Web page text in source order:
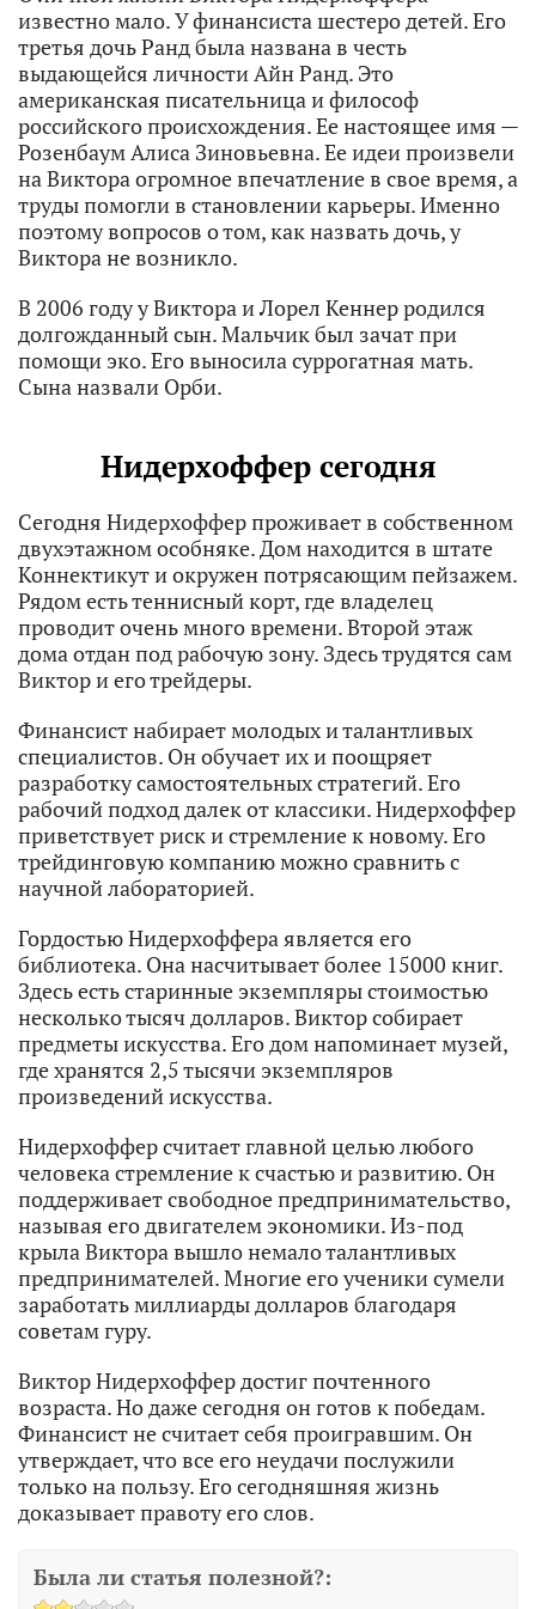
известно мало. У финансиста шестеро детей. Его
третья дочь Ранд была названа в честь
выдающейся личности Айн Ранд. Это
американская писательница и философ
российского происхождения. Ее настоящее имя —
Розенбаум Алиса Зиновьевна. Ее идеи произвели
на Виктора огромное впечатление в свое время, а
труды помогли в становлении карьеры. Именно
поэтому вопросов о том, как назвать дочь, у
Виктора не возникло.
В 2006 году у Виктора и Лорел Кеннер родился
долгожданный сын. Мальчик был зачат при
помощи эко. Его выносила суррогатная мать.
Сына назвали Орби.
Нидерхоффер сегодня
Сегодня Нидерхоффер проживает в собственном
двухэтажном особняке. Дом находится в штате
Коннектикут и окружен потрясающим пейзажем.
Рядом есть теннисный корт, где владелец
проводит очень много времени. Второй этаж
дома отдан под рабочую зону. Здесь трудятся сам
Виктор и его трейдеры.
Финансист набирает молодых и талантливых
специалистов. Он обучает их и поощряет
разработку самостоятельных стратегий. Его
рабочий подход далек от классики. Нидерхоффер
приветствует риск и стремление к новому. Его
трейдинговую компанию можно сравнить с
научной лабораторией.
Гордостью Нидерхоффера является его
библиотека. Она насчитывает более 15000 книг.
Здесь есть старинные экземпляры стоимостью
несколько тысяч долларов. Виктор собирает
предметы искусства. Его дом напоминает музей,
где хранятся 2,5 тысячи экземпляров
произведений искусства.
Нидерхоффер считает главной целью любого
человека стремление к счастью и развитию. Он
поддерживает свободное предпринимательство,
называя его двигателем экономики. Из-под
крыла Виктора вышло немало талантливых
предпринимателей. Многие его ученики сумели
заработать миллиарды долларов благодаря
советам гуру.
Виктор Нидерхоффер достиг почтенного
возраста. Но даже сегодня он готов к победам.
Финансист не считает себя проигравшим. Он
утверждает, что все его неудачи послужили
только на пользу. Его сегодняшняя жизнь
доказывает правоту его слов.
Была ли статья полезной?: